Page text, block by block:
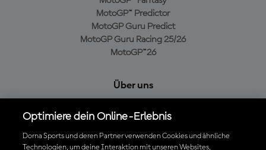
MotoGP™ Predictor
MotoGP Guru Predict
MotoGP Guru Racing 25/26
MotoGP™26
Über uns
Cookie-Richtlinien
Geschäftsbedingungen
Optimiere dein Online-Erlebnis
Dorna Sports und deren Partner verwenden Cookies und ähnliche
Technologien, um deine Interaktion mit unseren Websites,